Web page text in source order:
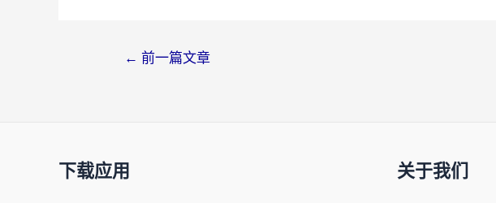
← 前一篇文章
下载应用 关于我们